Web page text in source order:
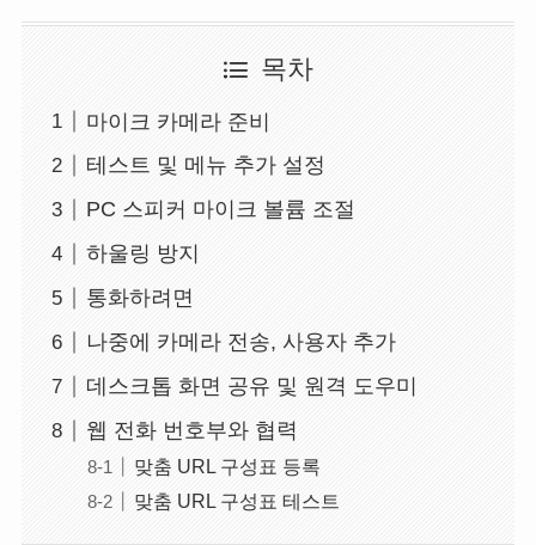
목차
마이크 카메라 준비
테스트 및 메뉴 추가 설정
PC 스피커 마이크 볼륨 조절
하울링 방지
통화하려면
나중에 카메라 전송, 사용자 추가
데스크톱 화면 공유 및 원격 도우미
웹 전화 번호부와 협력
맞춤 URL 구성표 등록
맞춤 URL 구성표 테스트